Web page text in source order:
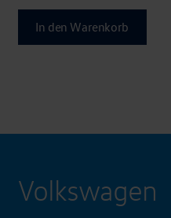
war:
€52,00
ist:
€35,90.
In den Warenkorb
Volkswagen